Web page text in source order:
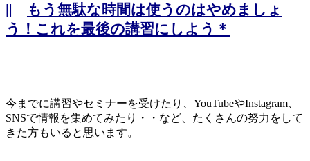
||
もう無駄な時間は使うのはやめましょ
う！これを最後の講習にしよう＊
今までに講習やセミナーを受けたり、YouTubeやInstagram、
SNSで情報を集めてみたり・・など、たくさんの努力をして
きた方もいると思います。